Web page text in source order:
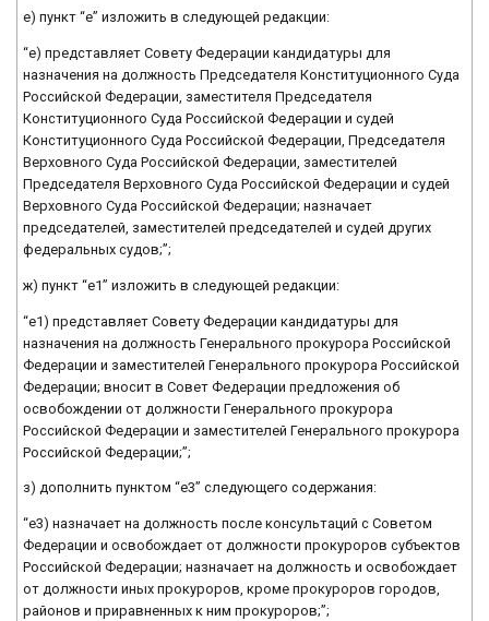
е) пункт “е” изложить в следующей редакции:
“е) представляет Совету Федерации кандидатуры для
назначения на должность Председателя Конституционного Суда
Российской Федерации, заместителя Председателя
Конституционного Суда Российской Федерации и судей
Конституционного Суда Российской Федерации, Председателя
Верховного Суда Российской Федерации, заместителей
Председателя Верховного Суда Российской Федерации и судей
Верховного Суда Российской Федерации; назначает
председателей, заместителей председателей и судей других
федеральных судов;”;
ж) пункт “е1” изложить в следующей редакции:
“е1) представляет Совету Федерации кандидатуры для
назначения на должность Генерального прокурора Российской
Федерации и заместителей Генерального прокурора Российской
Федерации; вносит в Совет Федерации предложения об
освобождении от должности Генерального прокурора
Российской Федерации и заместителей Генерального прокурора
Российской Федерации;”;
з) дополнить пунктом “е3” следующего содержания:
“е3) назначает на должность после консультаций с Советом
Федерации и освобождает от должности прокуроров субъектов
Российской Федерации; назначает на должность и освобождает
от должности иных прокуроров, кроме прокуроров городов,
районов и приравненных к ним прокуроров;”;